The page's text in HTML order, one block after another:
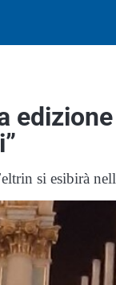
si esibirà